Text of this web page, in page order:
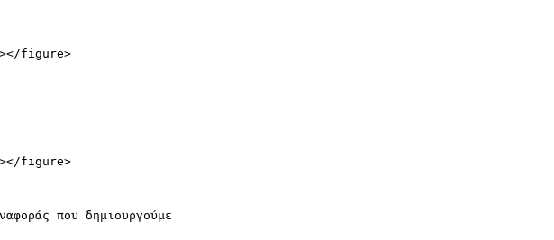
figure>
figure>
που δημιουργούμε